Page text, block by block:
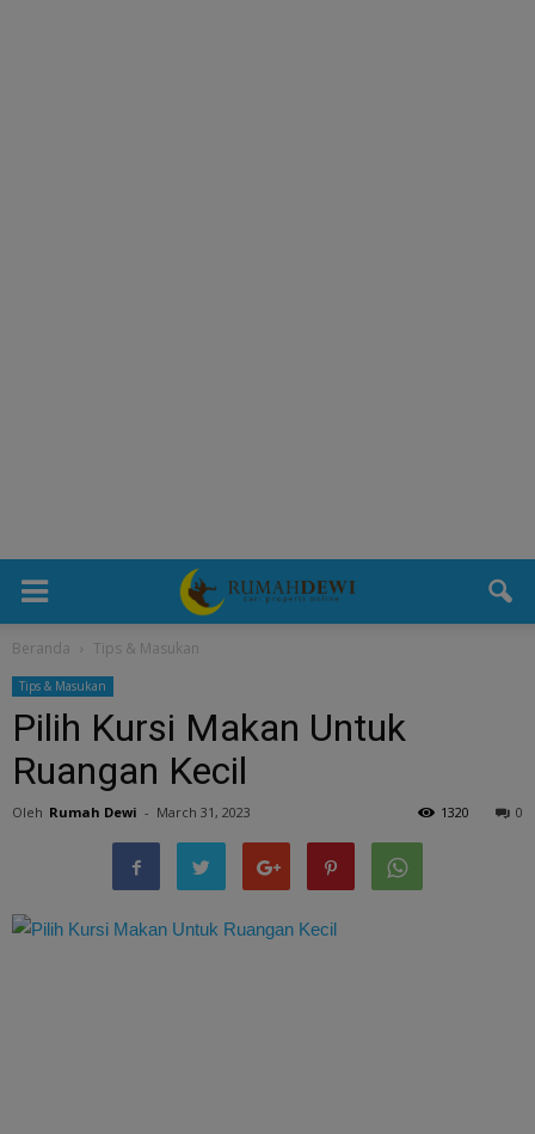
Beranda Tips & Masukan
Tips & Masukan
Pilih Kursi Makan Untuk
Ruangan Kecil
Oleh Rumah Dewi - March 31, 2023 0
1320